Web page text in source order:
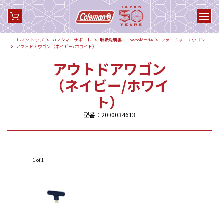
コールマン トップ カスタマーサポート 取扱説明書・HowtoMovie
ファニチャー・ワゴン
アウトドアワゴン（ネイビー/ホワイト）
アウトドアワゴン
（ネイビー/ホワイ
ト）
型番：2000034613
1 of 1